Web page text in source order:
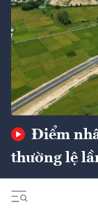
Điểm
thường lệ